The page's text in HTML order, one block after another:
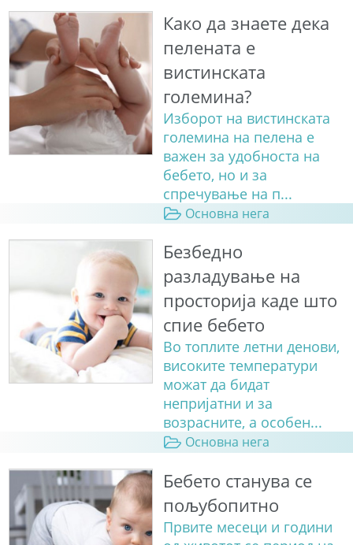
Како да знаете дека
пелената е
вистинската
големина?
Изборот на вистинската
големина на пелена е
важен за удобноста на
бебето, но и за
спречување на п...
Основна нега
Безбедно
разладување на
просторија каде што
спие бебето
Во топлите летни денови,
високите температури
можат да бидат
непријатни и за
возрасните, а особен...
Основна нега
Бебето станува сe
пољубопитно
Првите месеци и години